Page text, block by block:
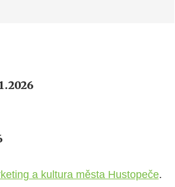
a kultura města Hustopeče.